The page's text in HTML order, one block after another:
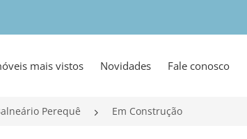
mais vistos Novidades Fale conosco
Perequê Em Construção